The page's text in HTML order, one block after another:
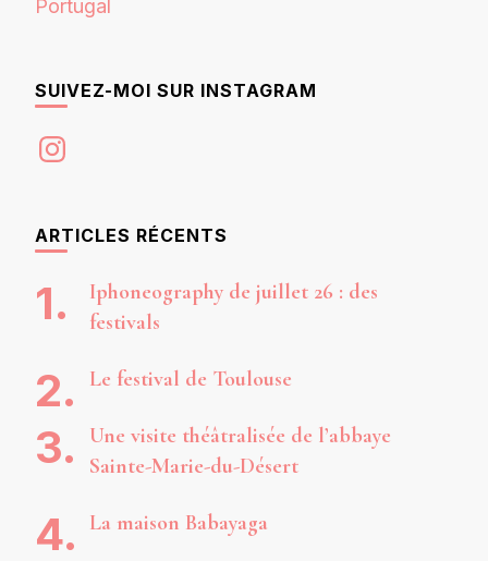
Portugal
SUIVEZ-MOI SUR INSTAGRAM
Instagram
ARTICLES RÉCENTS
Iphoneography de juillet 26 : des
festivals
Le festival de Toulouse
Une visite théâtralisée de l’abbaye
Sainte-Marie-du-Désert
La maison Babayaga